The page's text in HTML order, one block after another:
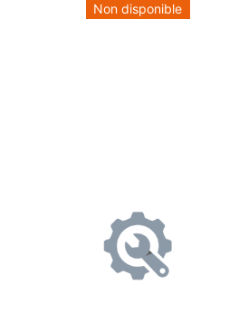
Non disponible